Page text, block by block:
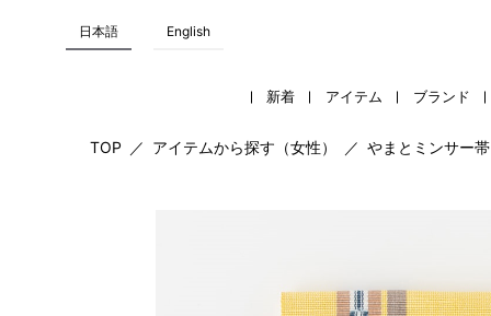
日本語 English
新着 アイテム ブランド
TOP ／ アイテムから探す（女性） ／ やまとミンサー帯